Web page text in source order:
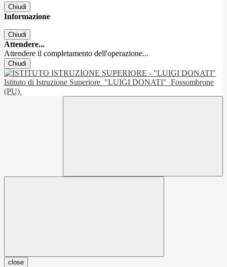
Chiudi
Informazione
Chiudi
Attendere...
Attendere il completamento dell'operazione...
Chiudi
Istituto di Istruzione Superiore "LUIGI DONATI" Fossombrone
(PU)
close